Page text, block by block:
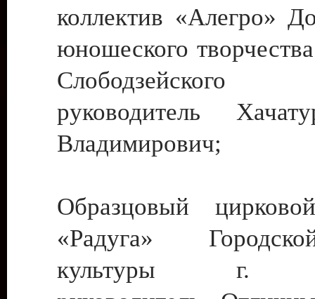
коллектив «Алегро»
юношеского
руководитель
Владимирович;
Образцовый
«Радуга»
культуры г.